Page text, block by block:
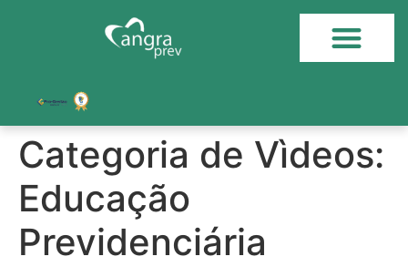
Categoria de Vìdeos:
Educação
Previdenciária